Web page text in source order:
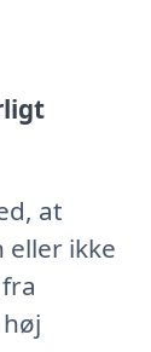
at
ikke